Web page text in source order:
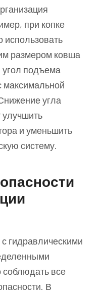
при копке
размером ковша
подъема
максимальной
угла
улучшить
и уменьшить
систему.
гидравлическими
соблюдать все
В